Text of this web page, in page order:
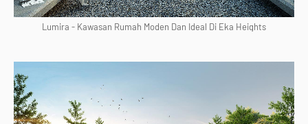
Lumira - Kawasan Rumah Moden Dan Ideal Di Eka Heights